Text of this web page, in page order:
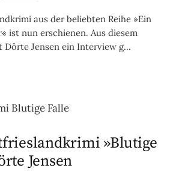
aus der beliebten Reihe »Ein
ist nun erschienen. Aus diesem
Dörte Jensen ein Interview g...
»Blutige
Jensen